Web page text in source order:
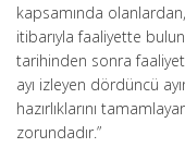
kapsamında
itibarıyla faaliyette
tarihinden sonra
ayı izleyen dördüncü
hazırlıklarını
zorundadır.”